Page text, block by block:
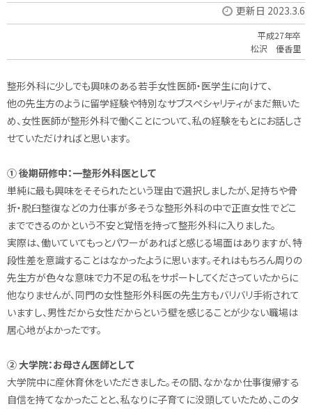
更新日 2023.3.6
平成27年卒
松沢 優香里
整形外科に少しでも興味のある若手女性医師・医学生に向けて、
他の先生方のように留学経験や特別なサブスペシャリティがまだ無いた
め、女性医師が整形外科で働くことについて、私の経験をもとにお話しさ
せていただければと思います。
① 後期研修中：一整形外科医として
単純に最も興味をそそられたという理由で選択しましたが、足持ちや骨
折・脱臼整復などの力仕事が多そうな整形外科の中で正直女性でどこ
までできるのかという不安と覚悟を持って整形外科に入りました。
実際は、働いていてもっとパワーがあればと感じる場面はありますが、特
段性差を意識することはなかったように思います。それはもちろん周りの
先生方が色々な意味で力不足の私をサポートしてくださっていたからに
他なりませんが、同門の女性整形外科医の先生方もバリバリ手術されて
いますし、男性だから女性だからという壁を感じることが少ない職場は
居心地がよかったです。
② 大学院：お母さん医師として
大学院中に産休育休をいただきました。その間、なかなか仕事復帰する
自信を持てなかったことと、私なりに子育てに没頭していたため、このタ